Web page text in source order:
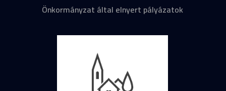
Önkormányzat által elnyert pályázatok